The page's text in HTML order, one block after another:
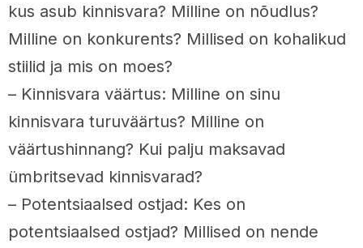
kus asub kinnisvara? Milline on nõudlus?
Milline on konkurents? Millised on kohalikud
stiilid ja mis on moes?
– Kinnisvara väärtus: Milline on sinu
kinnisvara turuväärtus? Milline on
väärtushinnang? Kui palju maksavad
ümbritsevad kinnisvarad?
– Potentsiaalsed ostjad: Kes on
potentsiaalsed ostjad? Millised on nende